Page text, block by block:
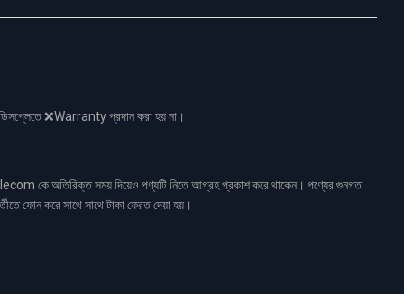
❌Warranty প্রদান করা হয় না।
কে অতিরিক্ত সময় দিয়েও পণ্যটি নিতে আগ্রহ প্রকাশ করে থাকেন। পণ্যের গুনগত
ফোন করে সাথে সাথে টাকা ফেরত দেয়া হয়।